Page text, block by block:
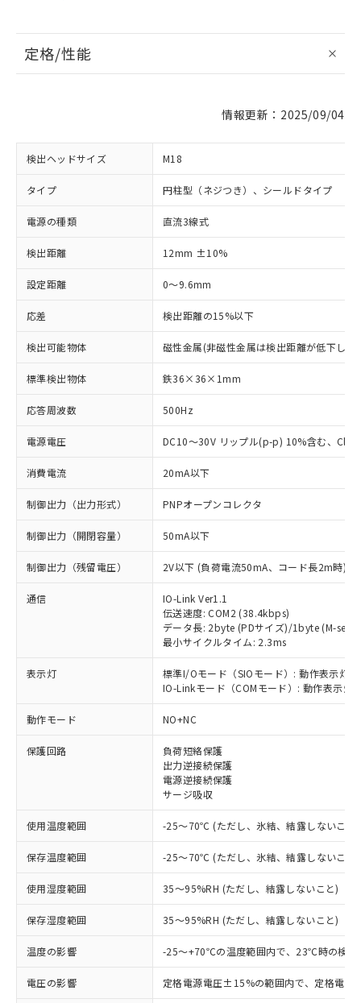
定格/性能
情報更新：2025/09/04
検出ヘッドサイズ M18
タイプ 円柱型（ネジつき）、シールドタイプ
電源の種類 直流3線式
検出距離 12mm ±10%
設定距離 0～9.6mm
応差 検出距離の15%以下
検出可能物体 磁性金属(非磁性金属は検出距離が低下しま
標準検出物体 鉄36×36×1mm
応答周波数 500Hz
電源電圧 DC10～30V リップル(p-p) 10%含む、
消費電流 20mA以下
制御出力（出力形式） PNPオープンコレクタ
制御出力（開閉容量） 50mA以下
制御出力（残留電圧） 2V以下 (負荷電流50mA、コード長2m時)
通信
IO-Link Ver1.1
伝送速度: COM2 (38.4kbps)
データ長: 2byte (PDサイズ)/1byte (M-
最小サイクルタイム: 2.3ms
表示灯
標準I/Oモード（SIOモード）: 動作表示灯(
IO-Linkモード（COMモード）: 動作表示
動作モード NO+NC
保護回路
負荷短絡保護
出力逆接続保護
電源逆接続保護
サージ吸収
使用温度範囲 -25～70℃ (ただし、氷結、結露しないこと)
保存温度範囲 -25～70℃ (ただし、氷結、結露しないこと)
使用湿度範囲 35～95%RH (ただし、結露しないこと)
保存湿度範囲 35～95%RH (ただし、結露しないこと)
温度の影響 -25～+70℃の温度範囲内で、23℃時の検
電圧の影響 定格電源電圧±15%の範囲内で、定格電
ご利用条件
以下の条件をお読みいただき、同意のうえ
ご利用ください。
本サービスは、当社制御機器事業取扱
商品の当社在庫状況および標準価格
(税抜)を提供させていただくもので
当社制御機器事業取扱商品の中には、
本サービスの対象外となる商品もある
※1 対応状況
対応済み：EU RoHS指令（10物質）の
非含有に対応した製品が提供可能な商品で
対応予定：EU RoHS指令（10物質）の非含
有に対応した製品に切り替える予定のある
対応予定なし：EU RoHS指令（10物質）の
非含有に非対応の商品で、対応品を出す予
定はありません。
調査・確認中：EU RoHS指令（10物質）の
非含有の対応状況を調査中または確認中の
非該当品：ライセンス料など無形物で、有
害物質有無と関係のない商品です。
仕入先様の事情により、非含有部品として
※1 中国RoHS○×表
「○」：最大均質材料含有率が中国RoHSの
基準値以下であることを示します。
「×」：最大均質材料含有率が中国RoHSの